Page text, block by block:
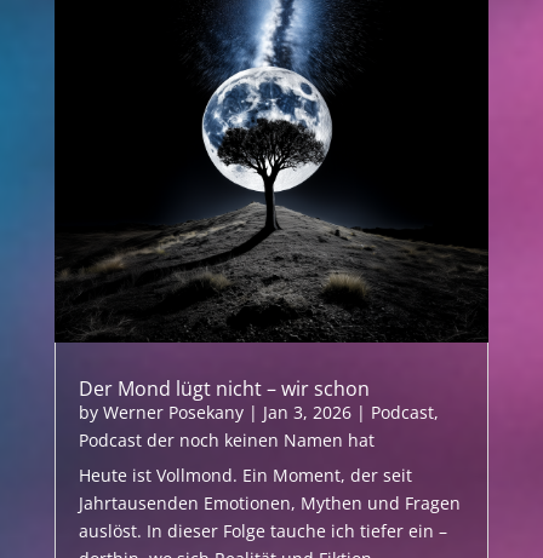
Der Mond lügt nicht – wir schon
by Werner Posekany| Jan 3, 2026| Podcast,
Podcast der noch keinen Namen hat
Heute ist Vollmond. Ein Moment, der seit
Jahrtausenden Emotionen, Mythen und Fragen
auslöst. In dieser Folge tauche ich tiefer ein –